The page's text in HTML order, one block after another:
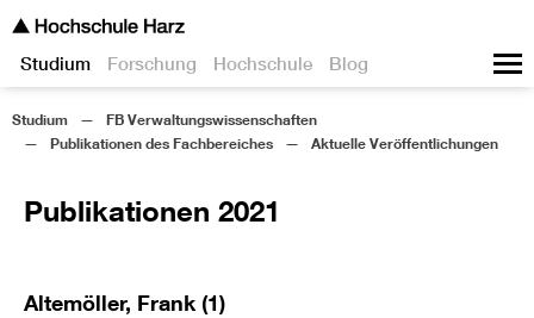
Studium Forschung Hochschule Blog
Studium
FB Verwaltungswissenschaften
Publikationen des Fachbereiches
Aktuelle Veröffentlichungen
Publikationen 2021
Altemöller, Frank (1)